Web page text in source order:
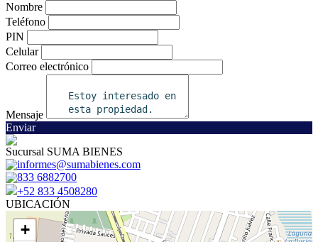
Nombre
Teléfono
PIN
Celular
Correo electrónico
Mensaje
Enviar
Sucursal SUMA BIENES
informes@sumabienes.com
833 6882700
+52 833 4508280
UBICACIÓN
+